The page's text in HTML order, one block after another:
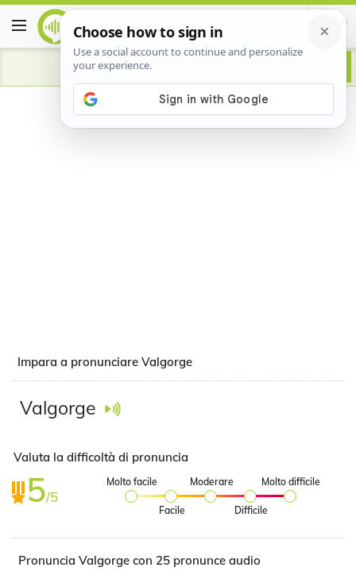
Advertisement
Impara a pronunciare Valgorge
Valgorge
Valuta la difficoltà di pronuncia
5/5
Molto facile
Facile
Moderare
Difficile
Molto difficile
Pronuncia Valgorge con 25 pronunce audio